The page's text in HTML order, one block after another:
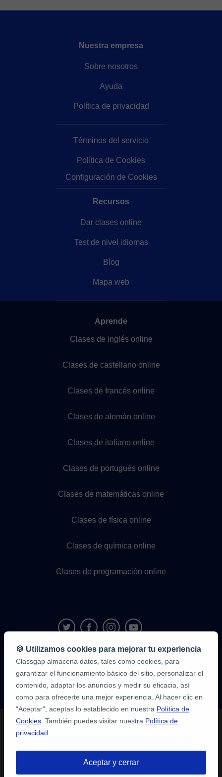
Nuestra empresa
Sobre nosotros
Ayuda
Política de privacidad
Términos del servicio
Política de Cookies
Configuración de Cookies
Recursos
Dar clases online
Test de nivel idiomas
Blog
Mapa web
Aprende
Clases de inglés online
Clases de castellano online
Clases de francés online
Clases de alemán online
Clases de italiano online
Clases de portugués online
Clases de matemáticas online
Clases de física online
Clases de química online
Clases de programación online
9,6/10
1.339.284
opiniones
alumnos
🍪 Utilizamos cookies para mejorar tu experiencia
Classgap almacena datos, tales como cookies, para
garantizar el funcionamiento básico del sitio, personalizar el
contenido, adaptar los anuncios y medir su eficacia, así
como para ofrecerte una mejor experiencia. Al hacer clic en
“Aceptar”, aceptas lo establecido en nuestra Política de
Cookies . También puedes visitar nuestra Política de
privacidad
Aceptar y cerrar